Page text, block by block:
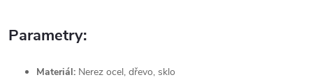
Parametry:
Materiál: Nerez ocel, dřevo, sklo